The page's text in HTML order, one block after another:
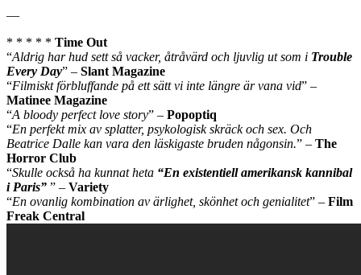
—
* * * * * Time Out
“Aldrig har hud sett så vacker, åtråvärd och ljuvlig ut som i Trouble
Every Day” – Slant Magazine
“Filmiskt förbluffande på ett sätt vi inte längre är vana vid” –
Matinee Magazine
“A bloody perfect love story” – Popoptiq
“En perfekt mix av splatter, psykologisk skräck och sex. Och
Beatrice Dalle kan vara den läskigaste bruden någonsin.” – The
Horror Club
“Skulle också ha kunnat heta “En existentiell amerikansk kannibal
i Paris” ” – Variety
“En ovanlig kombination av ärlighet, skönhet och genialitet” – Film
Freak Central